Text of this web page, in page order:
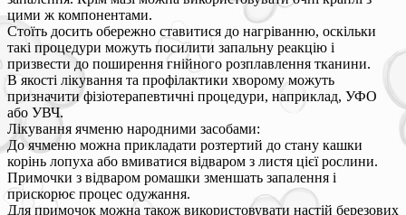
цими ж компонентами.
Стоїть досить обережно ставитися до нагріванню, оскільки
такі процедури можуть посилити запальну реакцію і
призвести до поширення гнійного розплавлення тканини.
В якості лікування та профілактики хворому можуть
призначити фізіотерапевтичні процедури, наприклад, УФО
або УВЧ.
Лікування ячменю народними засобами:
До ячменю можна прикладати розтертий до стану кашки
корінь лопуха або вмиватися відваром з листя цієї рослини.
Примочки з відваром ромашки зменшать запалення і
прискорює процес одужання.
Для примочок можна також використовувати настій березових